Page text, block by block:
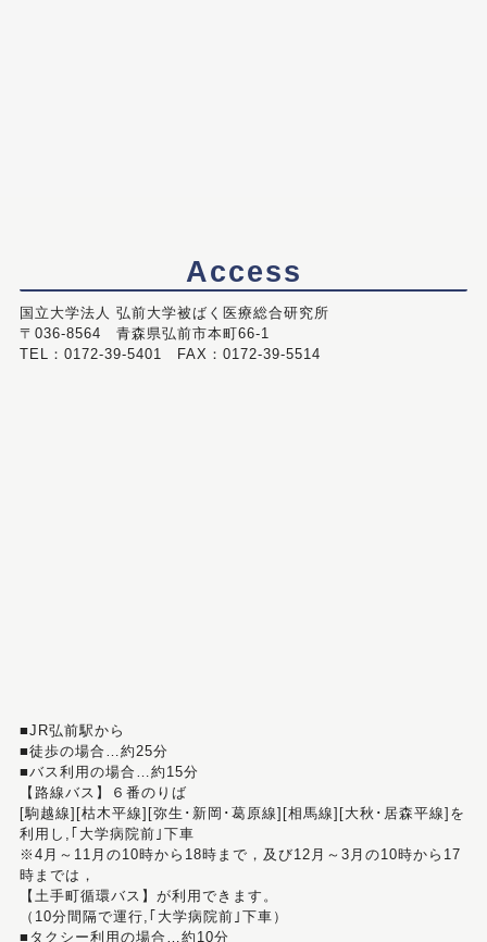
Access
国立大学法人 弘前大学被ばく医療総合研究所
〒036-8564 青森県弘前市本町66-1
TEL：0172-39-5401 FAX：0172-39-5514
■JR弘前駅から
■徒歩の場合…約25分
■バス利用の場合…約15分
【路線バス】６番のりば
[駒越線][枯木平線][弥生･新岡･葛原線][相馬線][大秋･居森平線]を
利用し,｢大学病院前｣下車
※4月～11月の10時から18時まで，及び12月～3月の10時から17
時までは，
【土手町循環バス】が利用できます。
（10分間隔で運行,｢大学病院前｣下車）
■タクシー利用の場合…約10分